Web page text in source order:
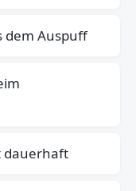
dem Auspuff
dauerhaft